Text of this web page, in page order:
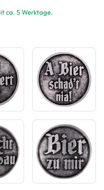
ca. 5 Werktage.